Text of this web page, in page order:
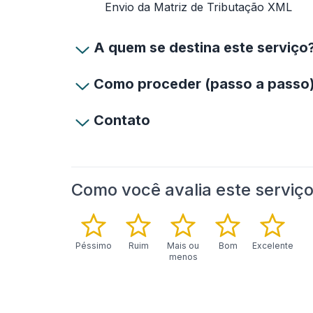
Envio da Matriz de Tributação XML
A quem se destina este
Como proceder (passo a
Contato
Como você avalia este
Péssimo Ruim
Mais ou
menos
Bom Excelente